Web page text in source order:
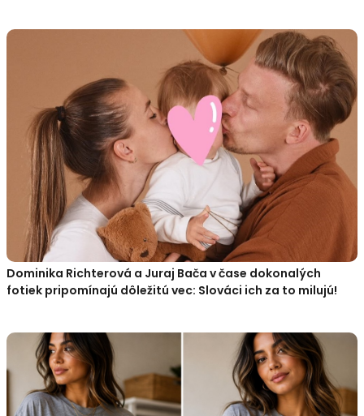
Dominika Richterová a Juraj Bača v čase dokonalých
fotiek pripomínajú dôležitú vec: Slováci ich za to milujú!